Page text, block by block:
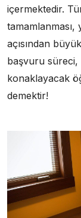
içermektedir.
tamamlanması,
açısından
başvuru süreci,
konaklayacak
demektir!